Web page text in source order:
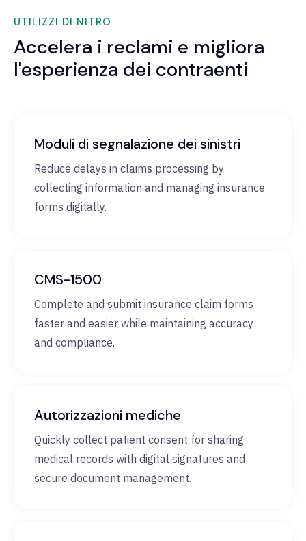
UTILIZZI DI NITRO
Accelera i reclami e migliora
l'esperienza dei contraenti
Moduli di segnalazione dei sinistri
Reduce delays in claims processing by
collecting information and managing insurance
forms digitally.
CMS-1500
Complete and submit insurance claim forms
faster and easier while maintaining accuracy
and compliance.
Autorizzazioni mediche
Quickly collect patient consent for sharing
medical records with digital signatures and
secure document management.